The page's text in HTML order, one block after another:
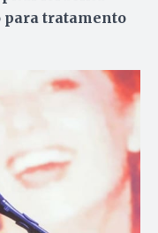
para tratamento